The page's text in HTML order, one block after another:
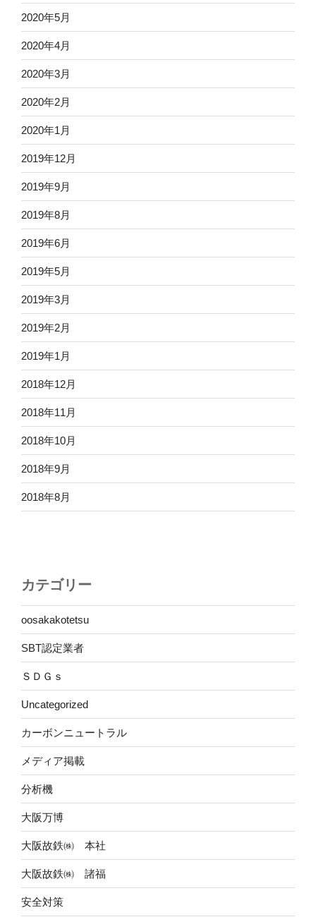
2020年5月
2020年4月
2020年3月
2020年2月
2020年1月
2019年12月
2019年9月
2019年8月
2019年6月
2019年5月
2019年3月
2019年2月
2019年1月
2018年12月
2018年11月
2018年10月
2018年9月
2018年8月
カテゴリー
oosakakotetsu
SBT認定業者
ＳＤＧｓ
Uncategorized
カーボンニュートラル
メディア掲載
分析機
大阪万博
大阪故鉄㈱ 本社
大阪故鉄㈱ 諸福
安全対策